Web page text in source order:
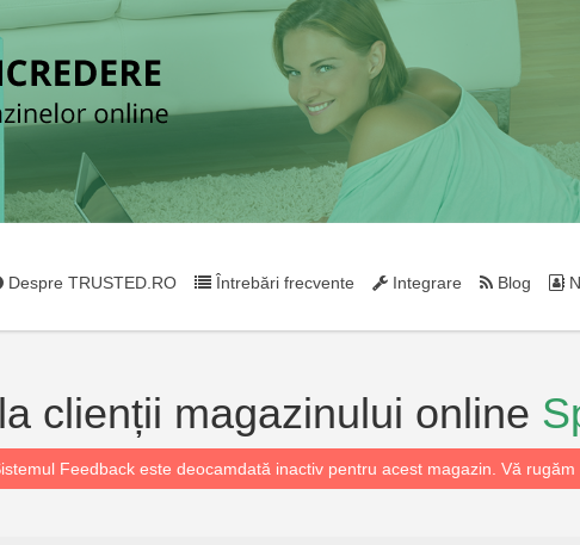
Despre TRUSTED.RO Întrebări frecvente Integrare Blog
clienții magazinului online
Feedback este deocamdată inactiv pentru acest magazin. Vă rugăm